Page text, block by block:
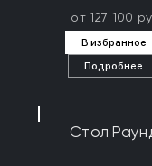
от 127 100
В избранное
Подробнее
Стол